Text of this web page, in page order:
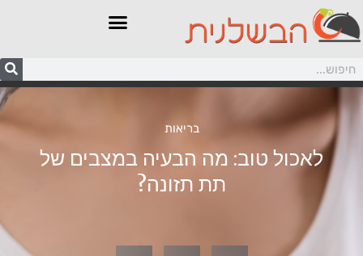
בריאות
לאכול טוב: מה הבעיה במצבים של
תת תזונה?